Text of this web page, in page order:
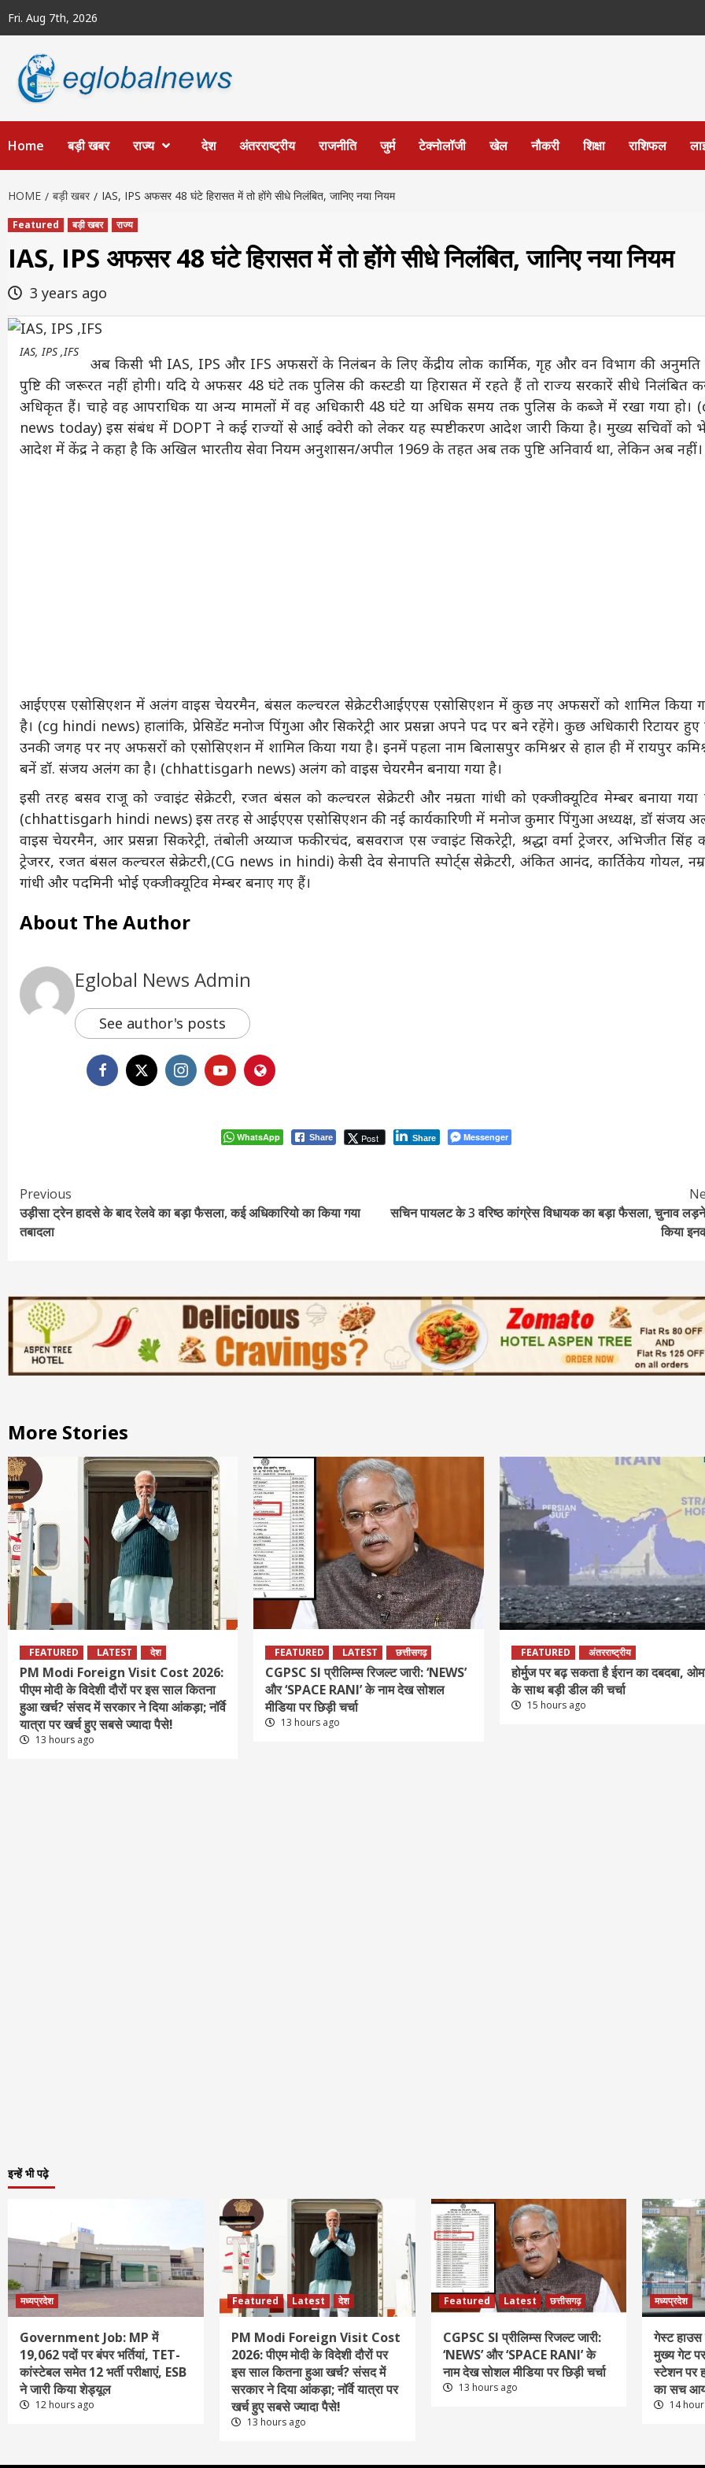
to
Fri. Aug 7th, 2026
Home बड़ी खबर राज्य देश अंतरराष्ट्रीय राजनीति जुर्म टेक्नोलॉजी खेल नौकरी शिक्षा राशिफल
HOME बड़ी खबर IAS, IPS अफसर 48 घंटे हिरासत में तो होंगे सीधे निलंबित, जानिए नया नियम
Featured बड़ी खबर राज्य
IAS, IPS अफसर 48 घंटे हिरासत में तो होंगे सीधे निलंबित, जानिए नया नियम
3 years ago
IAS, IPS ,IFS
अब किसी भी IAS, IPS और IFS अफसरों के निलंबन के लिए केंद्रीय लोक कार्मिक, गृह और वन विभाग की अनुमति
पुष्टि की जरूरत नहीं होगी। यदि ये अफसर 48 घंटे तक पुलिस की कस्टडी या हिरासत में रहते हैं तो राज्य सरकारें सीधे निलंबित
अधिकृत हैं। चाहे वह आपराधिक या अन्य मामलों में वह अधिकारी 48 घंटे या अधिक समय तक पुलिस के कब्जे में रखा गया हो।
news today) इस संबंध में DOPT ने कई राज्यों से आई क्वेरी को लेकर यह स्पष्टीकरण आदेश जारी किया है। मुख्य सचिवों को
आदेश में केंद्र ने कहा है कि अखिल भारतीय सेवा नियम अनुशासन/अपील 1969 के तहत अब तक पुष्टि अनिवार्य था, लेकिन अब नहीं।
आईएएस एसोसिएशन में अलंग वाइस चेयरमैन, बंसल कल्चरल सेक्रेटरीआईएएस एसोसिएशन में कुछ नए अफसरों को शामिल किया
है। (cg hindi news) हालांकि, प्रेसिडेंट मनोज पिंगुआ और सिकरेट्री आर प्रसन्ना अपने पद पर बने रहेंगे। कुछ अधिकारी रिटायर हुए
उनकी जगह पर नए अफसरों को एसोसिएशन में शामिल किया गया है। इनमें पहला नाम बिलासपुर कमिश्नर से हाल ही में रायपुर
बनें डॉ. संजय अलंग का है। (chhattisgarh news) अलंग को वाइस चेयरमैन बनाया गया है।
इसी तरह बसव राजू को ज्वाइंट सेक्रेटरी, रजत बंसल को कल्चरल सेक्रेटरी और नम्रता गांधी को एक्जीक्यूटिव मेम्बर बनाया गया
(chhattisgarh hindi news) इस तरह से आईएएस एसोसिएशन की नई कार्यकारिणी में मनोज कुमार पिंगुआ अध्यक्ष, डॉ संजय
वाइस चेयरमैन, आर प्रसन्ना सिकरेट्री, तंबोली अय्याज फकीरचंद, बसवराज एस ज्वाइंट सिकरेट्री, श्रद्धा वर्मा ट्रेजरर, अभिजीत सिंह
ट्रेजरर, रजत बंसल कल्चरल सेक्रेटरी,(CG news in hindi) केसी देव सेनापति स्पोर्ट्स सेक्रेटरी, अंकित आनंद, कार्तिकेय गोयल,
गांधी और पदमिनी भोई एक्जीक्यूटिव मेम्बर बनाए गए हैं।
About The Author
Eglobal News Admin
See author's posts
WhatsApp Share Post Share Messenger
Continue
Reading
Previous
उड़ीसा ट्रेन हादसे के बाद रेलवे का बड़ा फैसला, कई अधिकारियो का किया गया
तबादला
सचिन पायलट के 3 वरिष्ठ कांग्रेस विधायक का बड़ा फैसला, चुनाव
किया
More Stories
FEATURED LATEST देश
PM Modi Foreign Visit Cost 2026:
पीएम मोदी के विदेशी दौरों पर इस साल कितना
हुआ खर्च? संसद में सरकार ने दिया आंकड़ा; नॉर्वे
यात्रा पर खर्च हुए सबसे ज्यादा पैसे!
13 hours ago
FEATURED LATEST छत्तीसगढ़
CGPSC SI प्रीलिम्स रिजल्ट जारी: ‘NEWS’
और ‘SPACE RANI’ के नाम देख सोशल
मीडिया पर छिड़ी चर्चा
13 hours ago
FEATURED अंतरराष्ट्रीय
होर्मुज पर बढ़ सकता है ईरान का दबदबा,
के साथ बड़ी डील की चर्चा
15 hours ago
इन्हें भी पढ़े
मध्यप्रदेश
Government Job: MP में
19,062 पदों पर बंपर भर्तियां, TET-
कांस्टेबल समेत 12 भर्ती परीक्षाएं, ESB
ने जारी किया शेड्यूल
12 hours ago
Featured Latest देश
PM Modi Foreign Visit Cost
2026: पीएम मोदी के विदेशी दौरों पर
इस साल कितना हुआ खर्च? संसद में
सरकार ने दिया आंकड़ा; नॉर्वे यात्रा पर
खर्च हुए सबसे ज्यादा पैसे!
13 hours ago
Featured Latest छत्तीसगढ़
CGPSC SI प्रीलिम्स रिजल्ट जारी:
‘NEWS’ और ‘SPACE RANI’ के
नाम देख सोशल मीडिया पर छिड़ी चर्चा
13 hours ago
मध्यप्रदेश
गेस्ट हाउस
मुख्य गेट
स्टेशन पर
का सच
14